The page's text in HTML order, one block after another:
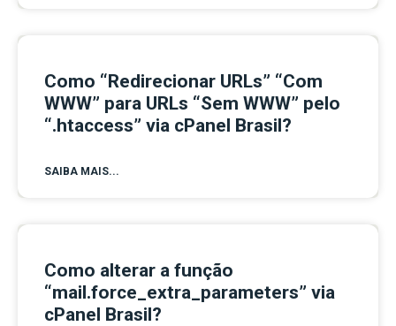
Como “Redirecionar URLs” “Com
WWW” para URLs “Sem WWW” pelo
“.htaccess” via cPanel Brasil?
SAIBA MAIS...
Como alterar a função
“mail.force_extra_parameters” via
cPanel Brasil?